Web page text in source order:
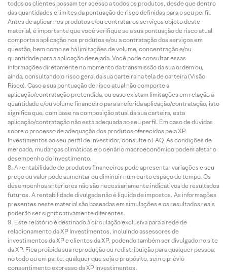
todos os clientes possam ter acesso a todos os produtos, desde que dentro
das quantidades e limites da pontuação de risco definidas para o seu perfil.
Antes de aplicar nos produtos e/ou contratar os serviços objeto deste
material, é importante que você verifique se a sua pontuação de risco atual
comporta a aplicação nos produtos e/ou a contratação dos serviços em
questão, bem como se há limitações de volume, concentração e/ou
quantidade para a aplicação desejada. Você pode consultar essas
informações diretamente no momento da transmissão da sua ordem ou,
ainda, consultando o risco geral da sua carteira na tela de carteira (Visão
Risco). Caso a sua pontuação de risco atual não comporte a
aplicação/contratação pretendida, ou caso existam limitações em relação à
quantidade e/ou volume financeiro para a referida aplicação/contratação, isto
significa que, com base na composição atual da sua carteira, esta
aplicação/contratação não está adequada ao seu perfil. Em caso de dúvidas
sobre o processo de adequação dos produtos oferecidos pela XP
Investimentos ao seu perfil de investidor, consulte o FAQ. As condições de
mercado, mudanças climáticas e o cenário macroeconômico podem afetar o
desempenho do investimento.
A rentabilidade de produtos financeiros pode apresentar variações e seu
preço ou valor pode aumentar ou diminuir num curto espaço de tempo. Os
desempenhos anteriores não são necessariamente indicativos de resultados
futuros. A rentabilidade divulgada não é líquida de impostos. As informações
presentes neste material são baseadas em simulações e os resultados reais
poderão ser significativamente diferentes.
Este relatório é destinado à circulação exclusiva para a rede de
relacionamento da XP Investimentos, incluindo assessores de
investimentos da XP e clientes da XP, podendo também ser divulgado no site
da XP. Fica proibida sua reprodução ou redistribuição para qualquer pessoa,
no todo ou em parte, qualquer que seja o propósito, sem o prévio
consentimento expresso da XP Investimentos.